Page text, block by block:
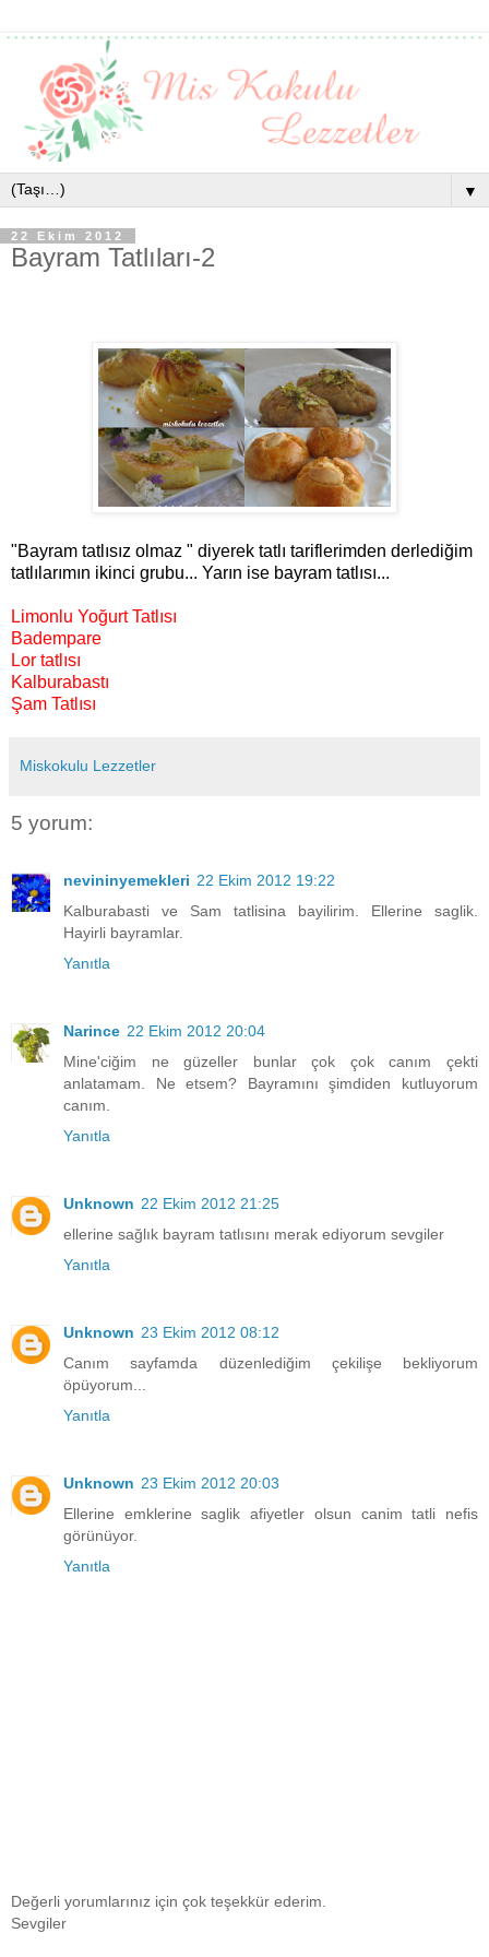
▼
22 Ekim 2012
Bayram Tatlıları-2
"Bayram tatlısız olmaz " diyerek tatlı tariflerimden derlediğim
tatlılarımın ikinci grubu... Yarın ise bayram tatlısı...
Limonlu Yoğurt Tatlısı
Badempare
Lor tatlısı
Kalburabastı
Şam Tatlısı
Miskokulu Lezzetler
5 yorum:
nevininyemekleri 22 Ekim 2012 19:22
Kalburabasti ve Sam tatlisina bayilirim. Ellerine saglik.
Hayirli bayramlar.
Yanıtla
Narince 22 Ekim 2012 20:04
Mine'ciğim ne güzeller bunlar çok çok canım çekti
anlatamam. Ne etsem? Bayramını şimdiden kutluyorum
canım.
Yanıtla
Unknown 22 Ekim 2012 21:25
ellerine sağlık bayram tatlısını merak ediyorum sevgiler
Yanıtla
Unknown 23 Ekim 2012 08:12
Canım sayfamda düzenlediğim çekilişe bekliyorum
öpüyorum...
Yanıtla
Unknown 23 Ekim 2012 20:03
Ellerine emklerine saglik afiyetler olsun canim tatli nefis
görünüyor.
Yanıtla
Değerli yorumlarınız için çok teşekkür ederim.
Sevgiler